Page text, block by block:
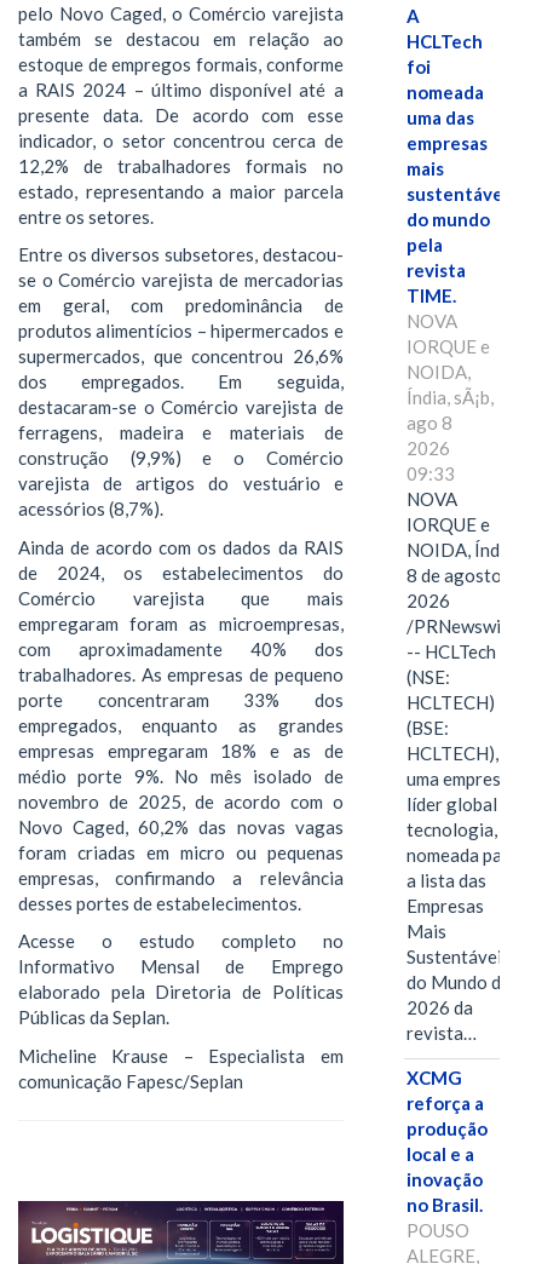
pelo Novo Caged, o Comércio varejista
também se destacou em relação ao
estoque de empregos formais, conforme
a RAIS 2024 – último disponível até a
presente data. De acordo com esse
indicador, o setor concentrou cerca de
12,2% de trabalhadores formais no
estado, representando a maior parcela
entre os setores.
Entre os diversos subsetores, destacou-
se o Comércio varejista de mercadorias
em geral, com predominância de
produtos alimentícios – hipermercados e
supermercados, que concentrou 26,6%
dos empregados. Em seguida,
destacaram-se o Comércio varejista de
ferragens, madeira e materiais de
construção (9,9%) e o Comércio
varejista de artigos do vestuário e
acessórios (8,7%).
Ainda de acordo com os dados da RAIS
de 2024, os estabelecimentos do
Comércio varejista que mais
empregaram foram as microempresas,
com aproximadamente 40% dos
trabalhadores. As empresas de pequeno
porte concentraram 33% dos
empregados, enquanto as grandes
empresas empregaram 18% e as de
médio porte 9%. No mês isolado de
novembro de 2025, de acordo com o
Novo Caged, 60,2% das novas vagas
foram criadas em micro ou pequenas
empresas, confirmando a relevância
desses portes de estabelecimentos.
Acesse o estudo completo no
Informativo Mensal de Emprego
elaborado pela Diretoria de Políticas
Públicas da Seplan.
Micheline Krause – Especialista em
comunicação Fapesc/Seplan
A
HCLTech
foi
nomeada
uma das
empresas
mais
sustentáveis
do mundo
pela
revista
TIME.
NOVA
IORQUE e
NOIDA,
Índia, sÃ¡b,
ago 8
2026
09:33
NOVA
IORQUE e
NOIDA, Índia,
8 de agosto de
2026
/PRNewswire/
-- HCLTech
(NSE:
HCLTECH)
(BSE:
HCLTECH),
uma empresa
líder global em
tecnologia, foi
nomeada para
a lista das
Empresas
Mais
Sustentáveis
do Mundo de
2026 da
revista…
XCMG
reforça a
produção
local e a
inovação
no Brasil.
POUSO
ALEGRE,